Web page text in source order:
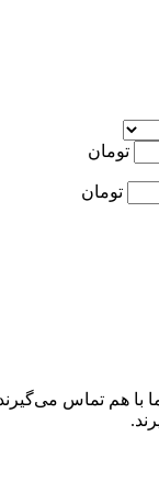
تومان
تومان
با هم تماس